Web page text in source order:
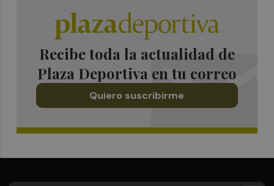
Recibe toda la actualidad de
Plaza Deportiva en tu correo
Quiero suscribirme